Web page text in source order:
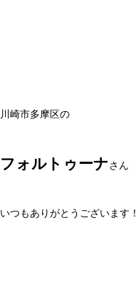
川崎市多摩区の
フォルトゥーナさん
いつもありがとうございます！